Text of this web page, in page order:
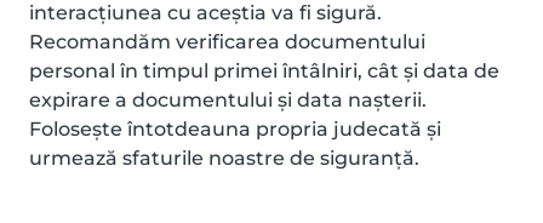
interacțiunea cu aceștia va fi sigură.
Recomandăm verificarea documentului
personal în timpul primei întâlniri, cât și data de
expirare a documentului și data nașterii.
Folosește întotdeauna propria judecată și
urmează sfaturile noastre de siguranță.